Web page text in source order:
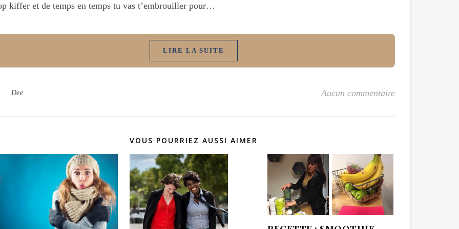
kiffer et de temps en temps tu vas t’embrouiller pour…
LIRE LA SUITE
Dee Aucun commentaire
VOUS POURRIEZ AUSSI AIMER